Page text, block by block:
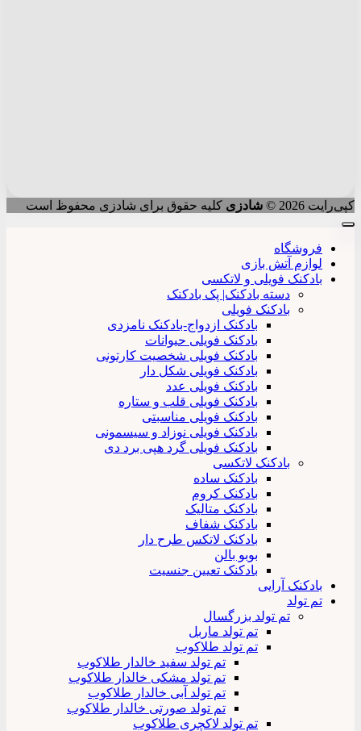
کپی‌رایت 2026 © شادزی کلیه حقوق برای شادزی محفوظ است
فروشگاه
لوازم آتش بازی
بادکنک فویلی و لاتکسی
دسته بادکنک| پک بادکنک
بادکنک فویلی
بادکنک ازدواج-بادکنک نامزدی
بادکنک فویلی حیوانات
بادکنک فویلی شخصیت کارتونی
بادکنک فویلی شکل دار
بادکنک فویلی عدد
بادکنک فویلی قلب و ستاره
بادکنک فویلی مناسبتی
بادکنک فویلی نوزاد و سیسمونی
بادکنک فویلی گرد هپی برد دی
بادکنک لاتکسی
بادکنک ساده
بادکنک کروم
بادکنک متالیک
بادکنک شفاف
بادکنک لاتکس طرح دار
بوبو بالن
بادکنک تعیین جنسیت
بادکنک آرایی
تم تولد
تم تولد بزرگسال
تم تولد ماربل
تم تولد طلاکوب
تم تولد سفید خالدار طلاکوب
تم تولد مشکی خالدار طلاکوب
تم تولد آبی خالدار طلاکوب
تم تولد صورتی خالدار طلاکوب
تم تولد لاکچری طلاکوب